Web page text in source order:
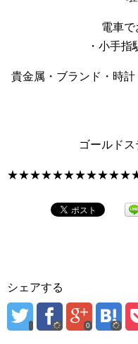
電車で
・小手
貴金属・ブランド・時
ゴールド
シェアする
0